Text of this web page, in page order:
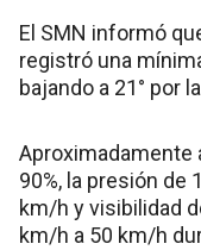
El SMN informó
registró una
bajando a 21° por
Aproximadamente
90%, la presión de
km/h y visibilidad
km/h a 50 km/h